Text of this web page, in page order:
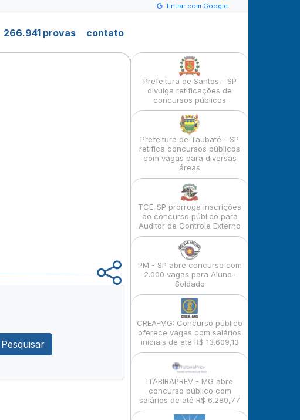
Entrar com Google
266.941 provas contato
Pesquisar
Prefeitura de Santos - SP
divulga retificações de
concursos públicos
Prefeitura de Taubaté - SP
retifica concursos públicos
com vagas para diversas
áreas
TCE-SP prorroga inscrições
do concurso público para
Auditor de Controle Externo
PM - SP abre concurso com
2.000 vagas para Aluno-
Soldado
CREA-MG: Concurso público
oferece vagas com salários
iniciais de até R$ 13.609,13
ITABIRAPREV - MG abre
concurso público com
salários de até R$ 6.280,77